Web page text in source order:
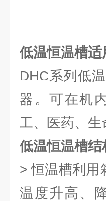
低温恒温槽适
DHC系列低
器。可在机
工、医药、
低温恒温槽结
> 恒温槽利用
温度升高、